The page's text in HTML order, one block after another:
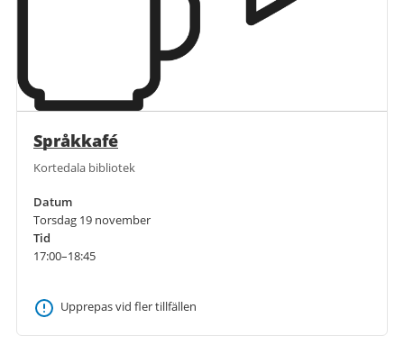
Språkkafé
Kortedala bibliotek
Datum
Torsdag 19 november
Tid
17:00–18:45
Upprepas vid fler tillfällen